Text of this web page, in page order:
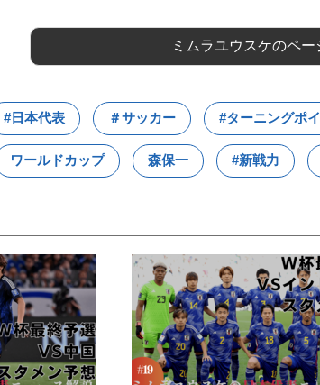
ミムラユウスケのペー
#日本代表 ＃サッカー #ターニングポ
ワールドカップ 森保一 #新戦力